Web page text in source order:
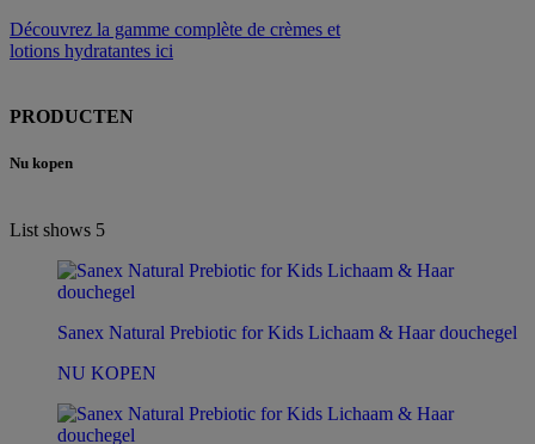
Découvrez la gamme complète de crèmes et
lotions hydratantes ici
PRODUCTEN
Nu kopen
List shows 5
Sanex Natural Prebiotic for Kids Lichaam & Haar douchegel
NU KOPEN